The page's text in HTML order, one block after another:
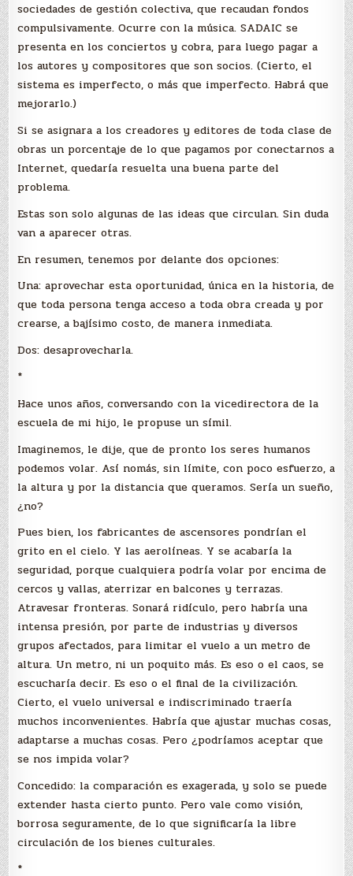
sociedades de gestión colectiva, que recaudan fondos
compulsivamente. Ocurre con la música. SADAIC se
presenta en los conciertos y cobra, para luego pagar a
los autores y compositores que son socios. (Cierto, el
sistema es imperfecto, o más que imperfecto. Habrá que
mejorarlo.)
Si se asignara a los creadores y editores de toda clase de
obras un porcentaje de lo que pagamos por conectarnos a
Internet, quedaría resuelta una buena parte del
problema.
Estas son solo algunas de las ideas que circulan. Sin duda
van a aparecer otras.
En resumen, tenemos por delante dos opciones:
Una: aprovechar esta oportunidad, única en la historia, de
que toda persona tenga acceso a toda obra creada y por
crearse, a bajísimo costo, de manera inmediata.
Dos: desaprovecharla.
*
Hace unos años, conversando con la vicedirectora de la
escuela de mi hijo, le propuse un símil.
Imaginemos, le dije, que de pronto los seres humanos
podemos volar. Así nomás, sin límite, con poco esfuerzo, a
la altura y por la distancia que queramos. Sería un sueño,
¿no?
Pues bien, los fabricantes de ascensores pondrían el
grito en el cielo. Y las aerolíneas. Y se acabaría la
seguridad, porque cualquiera podría volar por encima de
cercos y vallas, aterrizar en balcones y terrazas.
Atravesar fronteras. Sonará ridículo, pero habría una
intensa presión, por parte de industrias y diversos
grupos afectados, para limitar el vuelo a un metro de
altura. Un metro, ni un poquito más. Es eso o el caos, se
escucharía decir. Es eso o el final de la civilización.
Cierto, el vuelo universal e indiscriminado traería
muchos inconvenientes. Habría que ajustar muchas cosas,
adaptarse a muchas cosas. Pero ¿podríamos aceptar que
se nos impida volar?
Concedido: la comparación es exagerada, y solo se puede
extender hasta cierto punto. Pero vale como visión,
borrosa seguramente, de lo que significaría la libre
circulación de los bienes culturales.
*